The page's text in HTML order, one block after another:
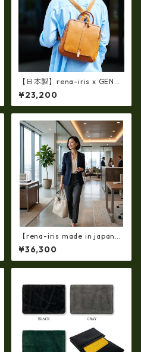
【日本製】rena-iris x GENO
VA（IMAIBAG）コラボ製品ラ
ンドセルデザインM・・シュリ
ンクヌメ牛革・リュック ir-2
¥23,200
【rena-iris made in japan】
【国産品】ソフトシュリンク
革ショルダートートバッグ
（イタリアンレザー）ri-5153
ートバッグ、バケツ、牛革、
収納、プレゼント
¥36,300